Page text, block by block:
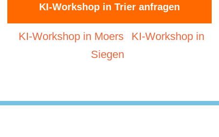
KI-Workshop in Trier anfragen
KI-Workshop in Moers
KI-Workshop in
Siegen